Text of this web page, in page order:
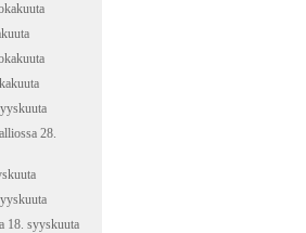
28.
18. syyskuuta